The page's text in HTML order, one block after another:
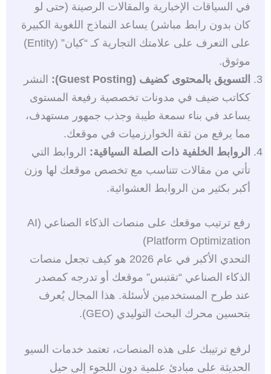
في السياقات الإخبارية والمقالات الرصينة (حتى لو
كان بدون رابط مباشر) يساعد النماذج اللغوية الكبيرة
على التعرف على علامتك التجارية كـ “كيان” (Entity)
موثوق.
التسويق بالمحتوى كضيف (Guest Posting):
النشر
ككاتب ضيف في مدونات تخصصية رفيعة المستوى
يساعد في بناء سمعة طيبة وجذب جمهور مستهدف،
مما يرفع من ثقة الخوارزميات في موقعك.
الروابط الخلفية ذات الصلة السياقية: الروابط التي
تأتي من مقالات تتناسب مع تخصص موقعك لها وزن
أكبر بكثير من الروابط العشوائية.
رفع ترتيب موقعك على منصات الذكاء الصناعي (AI
Platform Optimization)
التحدي الأكبر في عام 2026 هو كيف تجعل منصات
الذكاء الصناعي “تقتبس” موقعك أو تدرجه كمصدر
عند طرح المستخدمين لأسئلة. هذا المجال يُعرف
بتحسين محرك البحث التوليدي (GEO).
لرفع ترتيبك على هذه المنصات، تعتمد خدمات السيو
الحديثة على مبادئ علمية دون اللجوء إلى حيل